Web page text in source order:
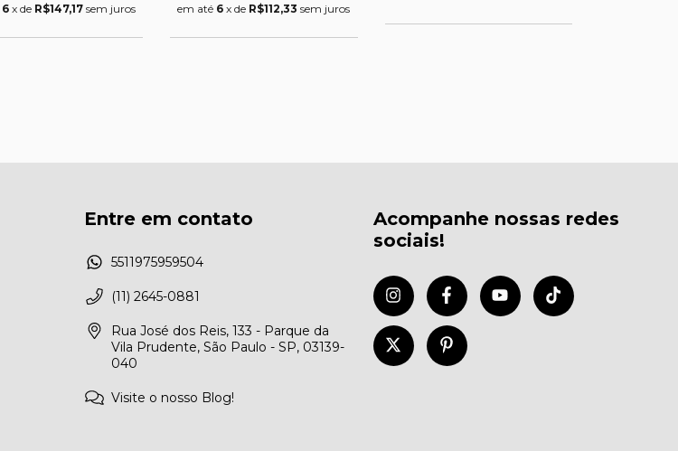
6 x de R$147,17 sem juros em até 6 x de R$112,33 sem juros
Entre em contato
5511975959504
(11) 2645-0881
Rua José dos Reis, 133 - Parque da
Vila Prudente, São Paulo - SP, 03139-
040
Visite o nosso Blog!
Acompanhe nossas redes
sociais!